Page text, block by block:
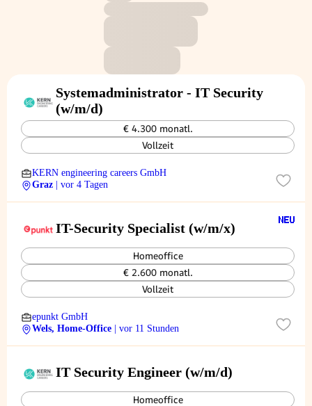
Systemadministrator - IT Security
(w/m/d)
€ 4.300 monatl.
Vollzeit
KERN engineering careers GmbH
Graz
| vor 4 Tagen
IT-Security Specialist (w/m/x)
Homeoffice
€ 2.600 monatl.
Vollzeit
epunkt GmbH
Wels, Home-Office
| vor 11 Stunden
IT Security Engineer (w/m/d)
Homeoffice